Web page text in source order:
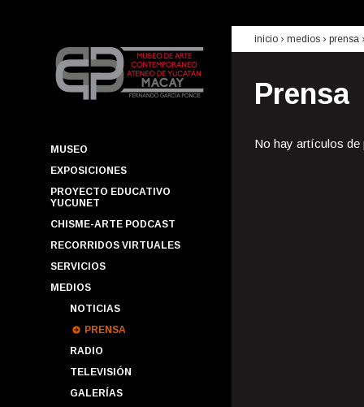
MUSEO
EXPOSICIONES
PROYECTO EDUCATIVO
YUCUNET
CHISME-ARTE PODCAST
RECORRIDOS VIRTUALES
SERVICIOS
MEDIOS
NOTICIAS
PRENSA
RADIO
TELEVISIÓN
GALERÍAS
inicio › medios › prensa
Prensa
No hay artículos de